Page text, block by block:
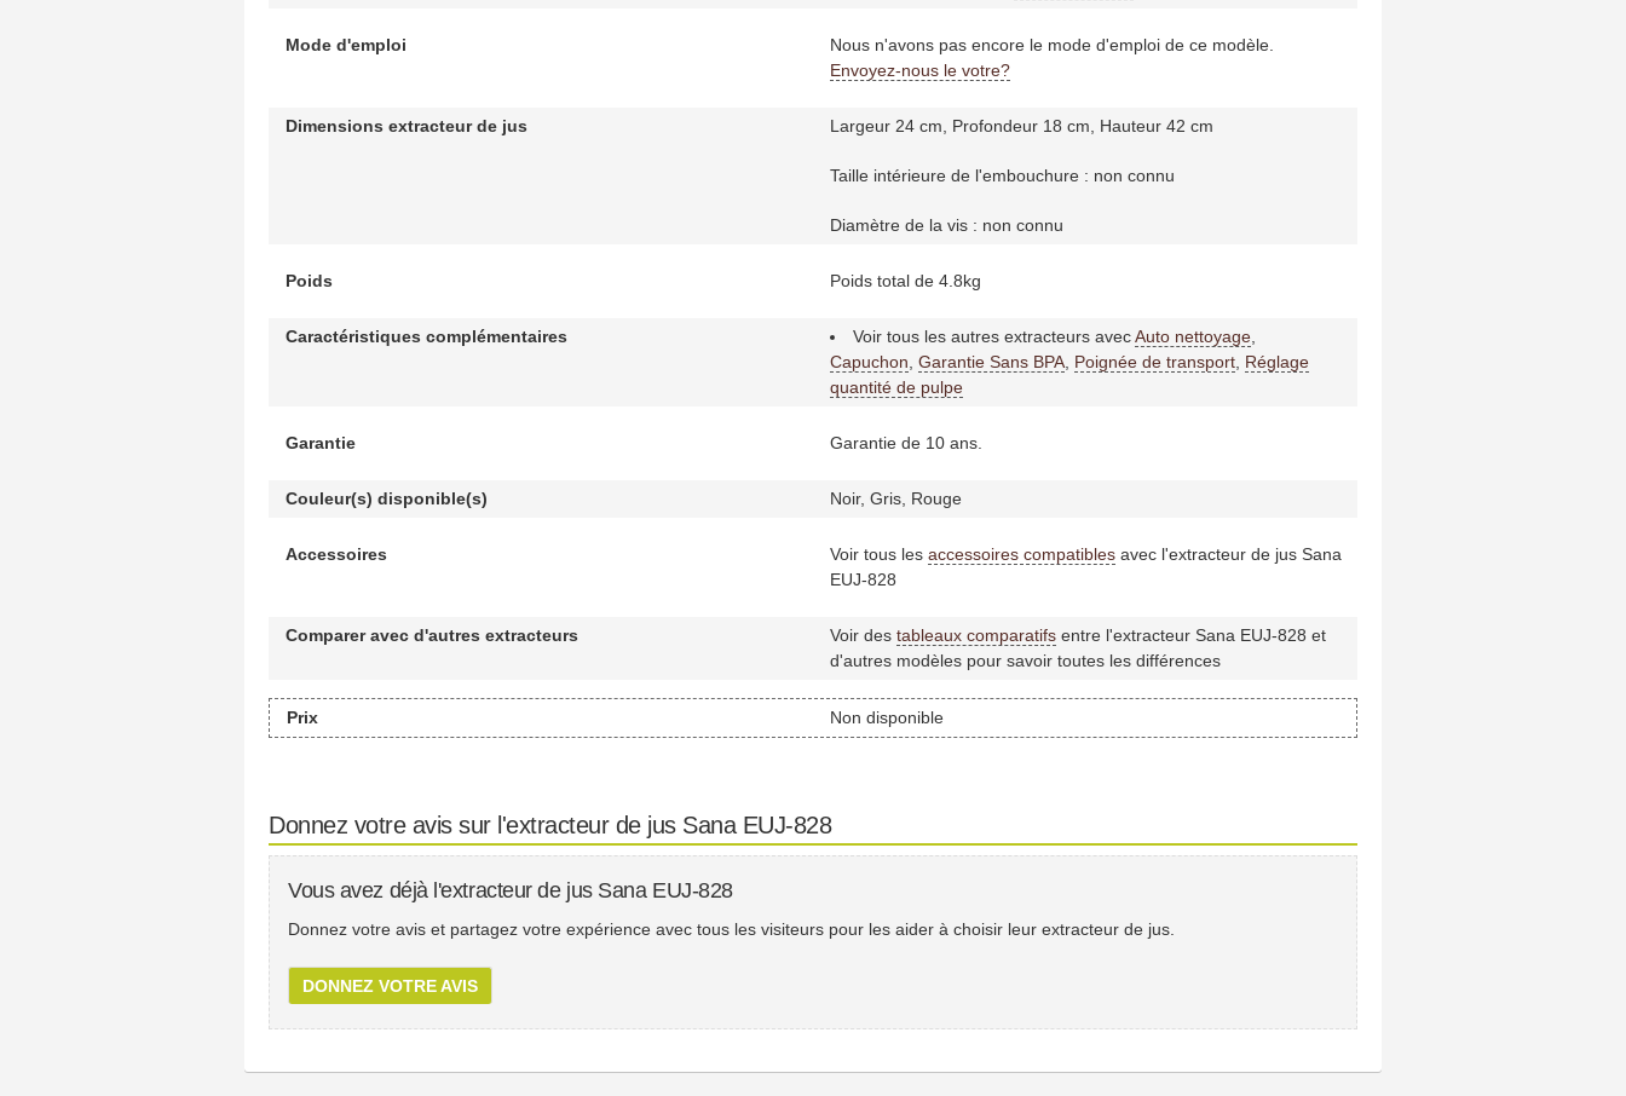
Mode d'emploi
Nous n'avons pas encore le mode d'emploi de ce modèle.
Envoyez-nous le votre?
Dimensions extracteur de jus Largeur 24 cm, Profondeur 18 cm, Hauteur 42 cm
Taille intérieure de l'embouchure : non connu
Diamètre de la vis : non connu
Poids Poids total de 4.8kg
Caractéristiques complémentaires Voir tous les autres extracteurs avecAuto nettoyage,
Capuchon Garantie Sans BPA, Poignée de transport, Réglage
quantité de pulpe
Garantie Garantie de 10 ans.
Couleur(s) disponible(s) Noir, Gris, Rouge
Accessoires Voir tous les accessoires compatiblesavec l'extracteur de jus Sana
EUJ-828
Comparer avec d'autres extracteurs Voir des tableaux comparatifsentre l'extracteur Sana EUJ-828 et
d'autres modèles pour savoir toutes les différences
Prix Non disponible
Donnez votre avis sur l'extracteur de jus Sana EUJ-828
Vous avez déjà l'extracteur de jus Sana EUJ-828
Donnez votre avis et partagez votre expérience avec tous les visiteurs pour les aider à choisir leur extracteur de jus.
DONNEZ VOTRE AVIS